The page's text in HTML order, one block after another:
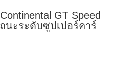
GT Speed
นะระดับซูปเปอร์คาร์